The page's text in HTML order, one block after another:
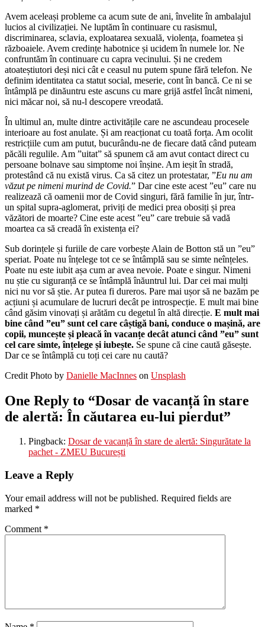
Avem aceleași probleme ca acum sute de ani, învelite în ambalajul
lucios al civilizației. Ne luptăm în continuare cu rasismul,
discriminarea, sclavia, exploatarea sexuală, violența, foametea și
războaiele. Avem credințe habotnice și ucidem în numele lor. Ne
confruntăm în continuare cu capra vecinului. Și ne credem
atoateștiutori deși nici cât e ceasul nu putem spune fără telefon. Ne
definim identitatea ca statut social, meserie, cont în bancă. Ce ni se
întâmplă pe dinăuntru este ascuns cu mare grijă astfel încât nimeni,
nici măcar noi, să nu-l descopere vreodată.
În ultimul an, multe dintre activitățile care ne ascundeau procesele
interioare au fost anulate. Și am reacționat cu toată forța. Am ocolit
restricțiile cum am putut, bucurându-ne de fiecare dată când puteam
păcăli regulile. Am ”uitat” să spunem că am avut contact direct cu
persoane bolnave sau simptome noi înșine. Am ieșit în stradă,
protestând că nu există virus. Ca să citez un protestatar, ”Eu nu am
văzut pe nimeni murind de Covid.” Dar cine este acest ”eu” care nu
realizează că oamenii mor de Covid singuri, fără familie în jur, într-
un spital supra-aglomerat, priviți de medici prea obosiți și prea
văzători de moarte? Cine este acest ”eu” care trebuie să vadă
moartea ca să creadă în existența ei?
Sub dorințele și furiile de care vorbește Alain de Botton stă un ”eu”
speriat. Poate nu înțelege tot ce se întâmplă sau se simte neînțeles.
Poate nu este iubit așa cum ar avea nevoie. Poate e singur. Nimeni
nu știe cu siguranță ce se întâmplă înăuntrul lui. Dar cei mai mulți
nici nu vor să știe. Ar putea fi dureros. Pare mai ușor să ne bazăm pe
acțiuni și acumulare de lucruri decât pe introspecție. E mult mai bine
când găsim vinovați și arătăm cu degetul în altă direcție. E mult mai
bine când ”eu” sunt cel care câștigă bani, conduce o mașină, are
copii, muncește și pleacă în vacanțe decât atunci când ”eu” sunt
cel care simte, înțelege și iubește. Se spune că cine caută găsește.
Dar ce se întâmplă cu toți cei care nu caută?
Credit Photo by Danielle MacInnes on Unsplash
One Reply to “Dosar de vacanță în stare
de alertă: În căutarea eu-lui pierdut”
Pingback: Dosar de vacanță în stare de alertă: Singurătate la
pachet - ZMEU București
Leave a Reply
Your email address will not be published. Required fields are
marked *
Comment *